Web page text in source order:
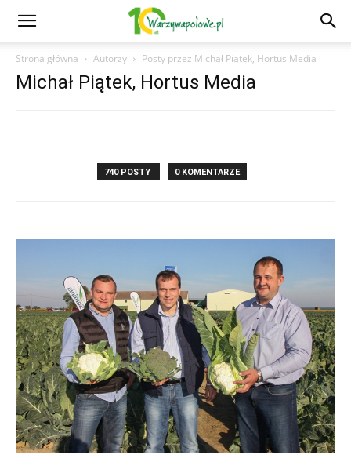
Strona główna Autorzy Posty przez Michał Piątek, Hortus Media
Michał Piątek, Hortus Media
740 POSTY 0 KOMENTARZE